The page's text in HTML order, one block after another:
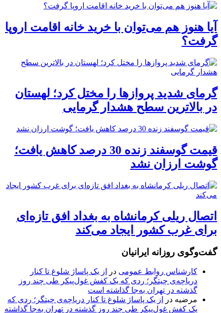
آیا هنوز هم می‌توان با خرید خانه اقامت اروپا
گرفت؟
گرمای شدید پروازها را مختل کرد؛ لهستان
در بالاترین سطح هشدار گرمایی
قیمت گوسفند زنده 30 درصد کاهش یافت؛
گوشت ارزان نشد
اتصال ریلی کرمانشاه به بغداد افق تازه‌ای
برای غرب کشور ایجاد می‌کند
گفت‌وگوی روزانه ایرانیان
کارشناس روابط عمومی در
از یک پاساژ شلوغ تا کنار
دریاچه‌ی چیتگر؛ ردی که یک کفش غول‌پیکر طی چند روز
گذشته در تهران به‌جا گذاشته است
مرضیه در
از یک پاساژ شلوغ تا کنار دریاچه‌ی چیتگر؛ ردی که
یک کفش غول‌پیکر طی چند روز گذشته در تهران به‌جا گذاشته